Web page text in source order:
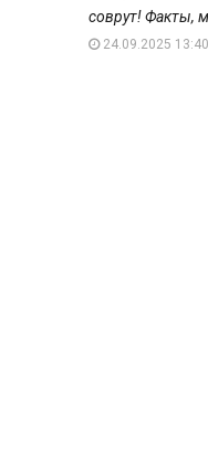
соврут! Факты,
24.09.2025 13:40